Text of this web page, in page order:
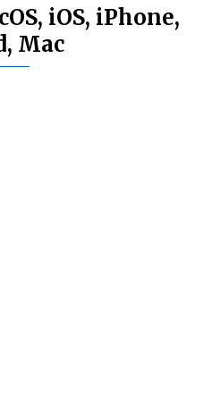
iOS, iPhone,
Mac